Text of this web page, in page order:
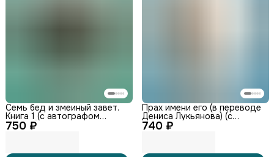
750 ₽
Семь бед и змеиный завет.
Книга 1 (с автографом
автора) 740 ₽
Прах имени его (в переводе
Дениса Лукьянова) (с
автографом автора)